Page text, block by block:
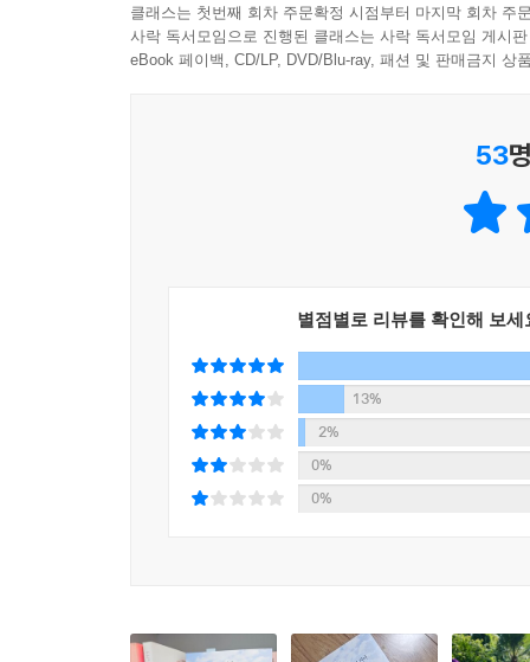
언젠가, 당신도 그 길이 부를 때가 오거든 주저 없
는 없다는 것을 기억했으면 한다. 단언컨대 산티
때문이다. 중요한 건 언제 어떻게 그것을 발견하
많은 이들이 산티아고 순례길을 찾는 이유는 길을
난 후 인생이 달라졌다고 말하는 이들이 많다.
튀어나올 것 같은 키 높은 나무들이 우거진 갈리
『괜찮아, 그 길 끝에 행복이 기다릴 거야』에서
클래스는 첫번째 회차 주문확정 시점부터 마지막 회차 주
사락 독서모임으로 진행된 클래스는 사락 독서모임 게시
eBook 페이백, CD/LP, DVD/Blu-ray, 패션 및 판매금지 상
53
별점별로 리뷰를 확인해 보세
13%
2%
0%
0%